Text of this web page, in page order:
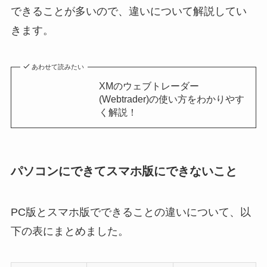
できることが多いので、違いについて解説してい
きます。
あわせて読みたい
XMのウェブトレーダー
(Webtrader)の使い方をわかりやす
く解説！
パソコンにできてスマホ版にできないこと
PC版とスマホ版でできることの違いについて、以
下の表にまとめました。